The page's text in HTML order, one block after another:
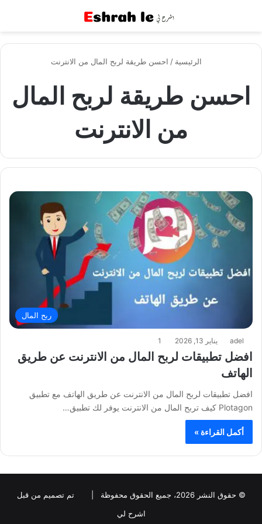
الرئيسية / احسن طريقة لربح المال من الانترنت
احسن طريقة لربح المال
من الانترنت
ربح المال
adel يناير 13, 2026 1
افضل تطبيقات لربح المال من الانترنت عن طريق
الهاتف
افضل تطبيقات لربح المال من الانترنت عن طريق الهاتف مع تطبيق
Plotagon كيف تربح المال من الانترنت يوفر لك تطبيق…
أكمل القراءة »
© حقوق النشر 2026، جميع الحقوق محفوظة |
تم تصميم من قبل
اشرح لي